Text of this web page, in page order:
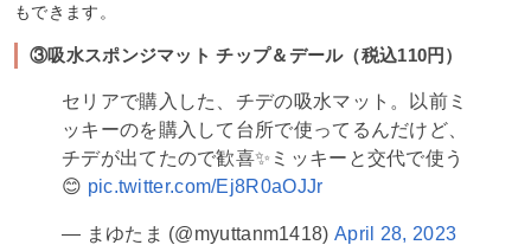
もできます。
③吸水スポンジマット チップ＆デール（税込110円）
セリアで購入した、チデの吸水マット。以前ミ
ッキーのを購入して台所で使ってるんだけど、
チデが出てたので歓喜✨ミッキーと交代で使う
😊 pic.twitter.com/Ej8R0aOJJr
— まゆたま (@myuttanm1418) April 28, 2023